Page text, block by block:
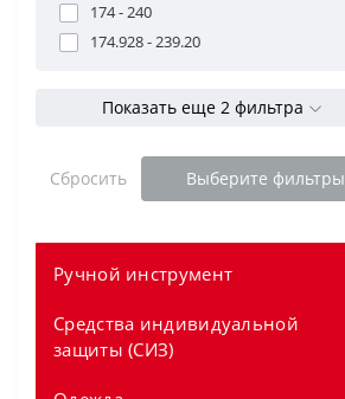
174 - 240
174.928 - 239.20
Показать еще 2 фильтра
Сбросить Выберите фильтры
Ручной инструмент
Измерение
Средства индивидуальной
защиты (СИЗ)